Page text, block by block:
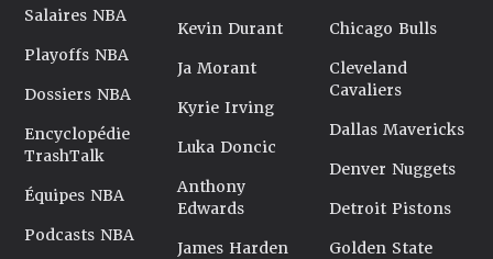
Salaires NBA
Playoffs NBA
Dossiers NBA
Encyclopédie
TrashTalk
Équipes NBA
Podcasts NBA
Kevin Durant
Ja Morant
Kyrie Irving
Luka Doncic
Anthony
Edwards
James Harden
Chicago Bulls
Cleveland
Cavaliers
Dallas Mavericks
Denver Nuggets
Detroit Pistons
Golden State